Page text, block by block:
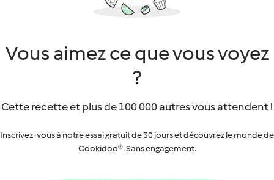
Vous aimez ce que vous voyez
?
Cette recette et plus de 100 000 autres vous attendent !
Inscrivez-vous à notre essai gratuit de 30 jours et découvrez le monde de
Cookidoo®. Sans engagement.